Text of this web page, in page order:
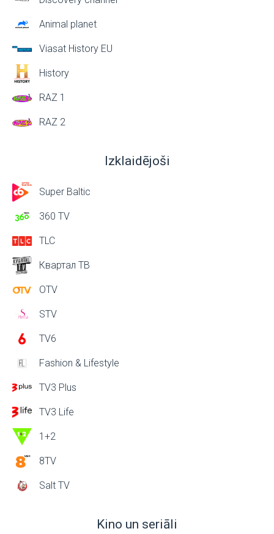
Animal planet
Viasat History EU
History
RAZ 1
RAZ 2
Izklaidējoši
Super Baltic
360 TV
TLC
Квартал ТВ
OTV
STV
TV6
Fashion & Lifestyle
TV3 Plus
TV3 Life
1+2
8TV
Salt TV
Kino un seriāli